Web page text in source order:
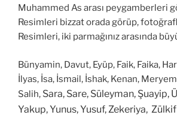
Muhammed As arası peygamberleri
Resimleri bizzat orada görüp,
Resimleri, iki parmağınız arasında
Bünyamin, Davut, Eyüp, Faik, Faika,
İlyas, İsa, İsmail, İshak, Kenan,
Salih, Sara, Sare, Süleyman, Şuayip,
Yakup, Yunus, Yusuf, Zekeriya,